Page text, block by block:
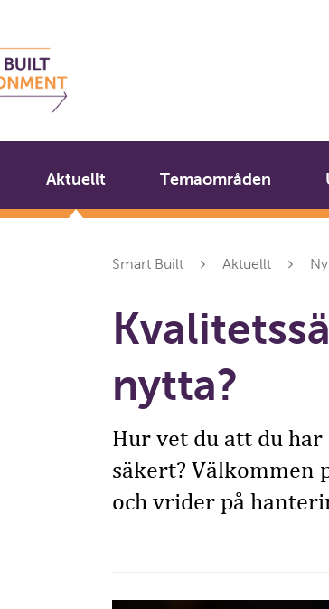
Aktuellt Temaområden
Smart Built Aktuellt
nytta?
Hur vet du att du har
säkert? Välkommen
och vrider på